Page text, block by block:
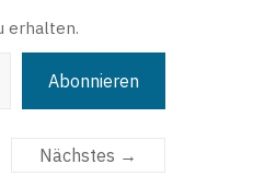
erhalten.
Abonnieren
Nächstes →